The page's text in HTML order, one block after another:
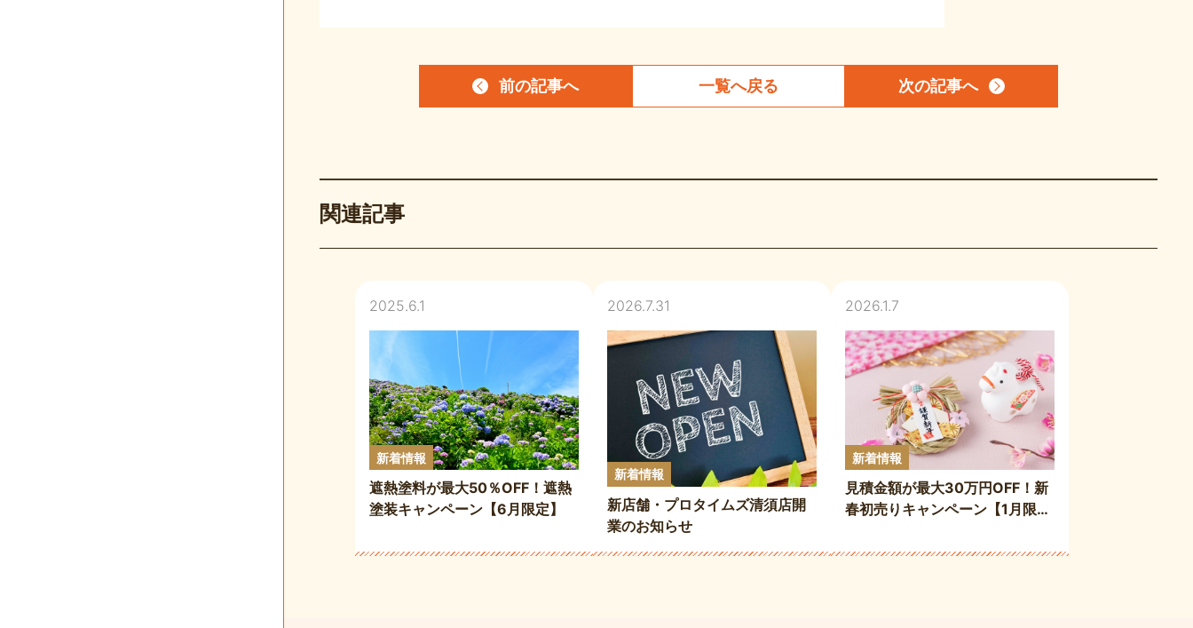
前の記事へ 一覧へ戻る 次の記事へ
関連記事
2025.6.1
新着情報
遮熱塗料が最大50％OFF！遮熱
塗装キャンペーン【6月限定】
2026.7.31
新着情報
新店舗・プロタイムズ清須店開
業のお知らせ
2026.1.7
新着情報
見積金額が最大30万円OFF！新
春初売りキャンペーン【1月限